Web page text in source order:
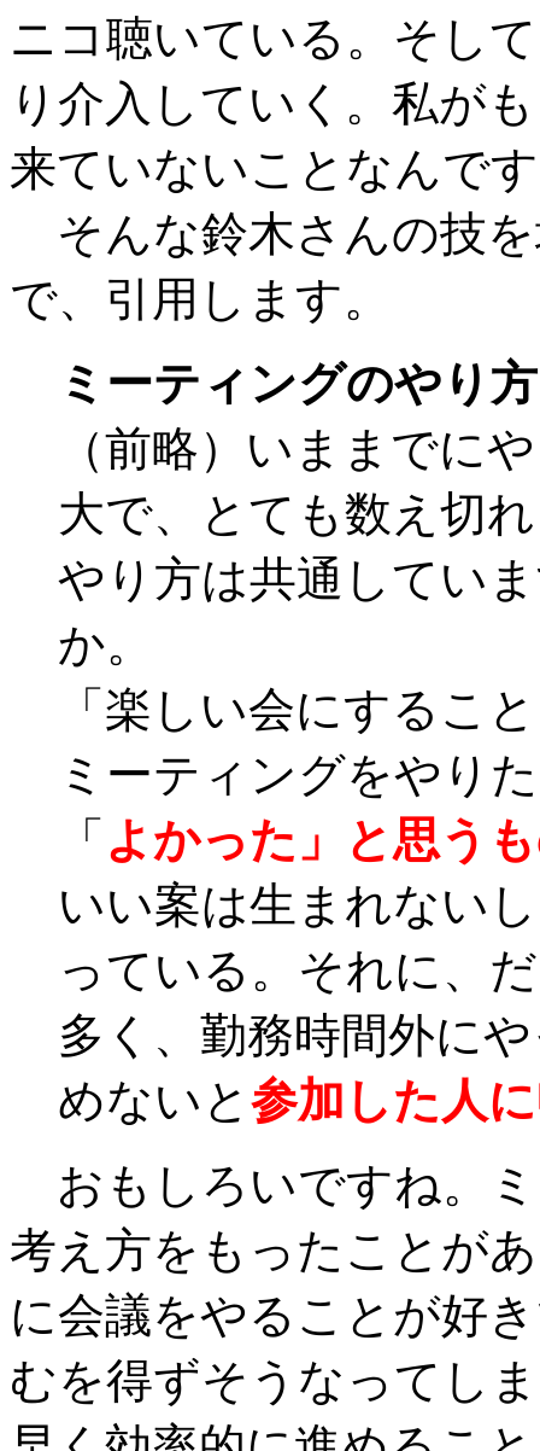
ニコ聴いている。そし
り介入していく。私が
来ていないことなんで
そんな鈴木さんの技
で、引用します。
ミーティングのやり方
（前略）いままでに
大で、とても数え切
やり方は共通してい
か。
「楽しい会にするこ
ミーティングをやり
「 よかった」と思う
いい案は生まれない
っている。それに、
多く、勤務時間外に
めないと 参加した人
おもしろいですね。
考え方をもったことが
に会議をやることが好
むを得ずそうなってし